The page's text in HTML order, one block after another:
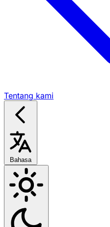
Tentang kami
Bahasa